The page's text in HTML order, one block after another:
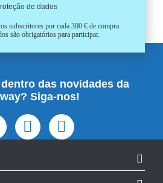
de dados
subscritores por cada 300 € de compra.
são obrigatórios para participar.
das novidades da
Siga-nos!